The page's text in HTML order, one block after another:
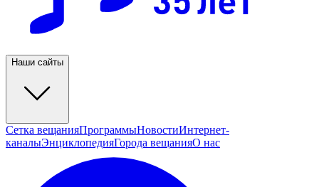
Наши сайты
Сетка вещанияПрограммыНовостиИнтернет-
каналыЭнциклопедияГорода вещанияО нас